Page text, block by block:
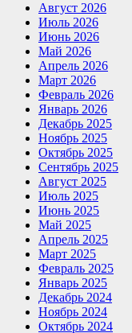
Август 2026
Июль 2026
Июнь 2026
Май 2026
Апрель 2026
Март 2026
Февраль 2026
Январь 2026
Декабрь 2025
Ноябрь 2025
Октябрь 2025
Сентябрь 2025
Август 2025
Июль 2025
Июнь 2025
Май 2025
Апрель 2025
Март 2025
Февраль 2025
Январь 2025
Декабрь 2024
Ноябрь 2024
Октябрь 2024